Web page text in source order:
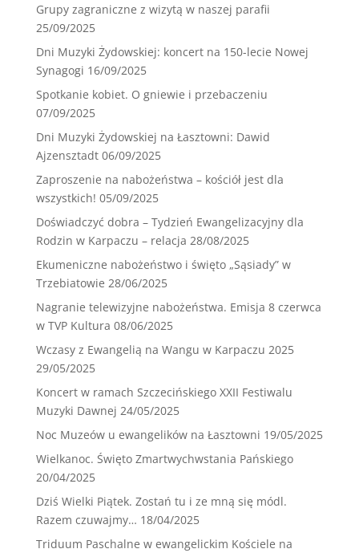
Grupy zagraniczne z wizytą w naszej parafii
25/09/2025
Dni Muzyki Żydowskiej: koncert na 150-lecie Nowej
Synagogi 16/09/2025
Spotkanie kobiet. O gniewie i przebaczeniu
07/09/2025
Dni Muzyki Żydowskiej na Łasztowni: Dawid
Ajzensztadt 06/09/2025
Zaproszenie na nabożeństwa – kościół jest dla
wszystkich! 05/09/2025
Doświadczyć dobra – Tydzień Ewangelizacyjny dla
Rodzin w Karpaczu – relacja 28/08/2025
Ekumeniczne nabożeństwo i święto „Sąsiady” w
Trzebiatowie 28/06/2025
Nagranie telewizyjne nabożeństwa. Emisja 8 czerwca
w TVP Kultura 08/06/2025
Wczasy z Ewangelią na Wangu w Karpaczu 2025
29/05/2025
Koncert w ramach Szczecińskiego XXII Festiwalu
Muzyki Dawnej 24/05/2025
Noc Muzeów u ewangelików na Łasztowni 19/05/2025
Wielkanoc. Święto Zmartwychwstania Pańskiego
20/04/2025
Dziś Wielki Piątek. Zostań tu i ze mną się módl.
Razem czuwajmy… 18/04/2025
Triduum Paschalne w ewangelickim Kościele na